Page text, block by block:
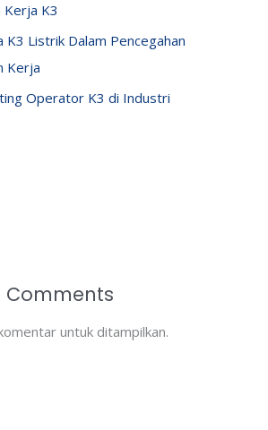
Kerja K3
K3 Listrik Dalam Pencegahan
Kerja
Operator K3 di Industri
Comments
untuk ditampilkan.